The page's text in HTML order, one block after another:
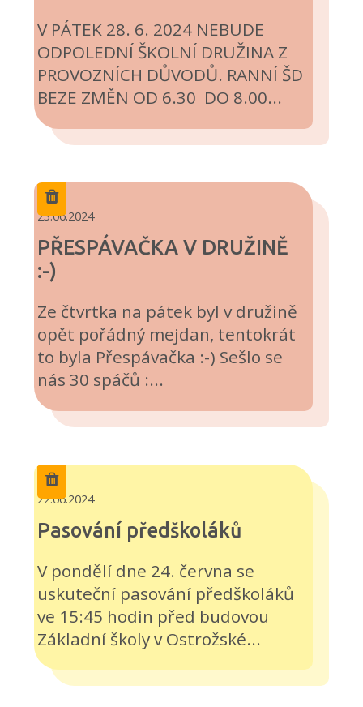
V PÁTEK 28. 6. 2024 NEBUDE
ODPOLEDNÍ ŠKOLNÍ DRUŽINA Z
PROVOZNÍCH DŮVODŮ. RANNÍ ŠD
BEZE ZMĚN OD 6.30 DO 8.00...
23.06.2024
PŘESPÁVAČKA V DRUŽINĚ
:-)
Ze čtvrtka na pátek byl v družině
opět pořádný mejdan, tentokrát
to byla Přespávačka :-) Sešlo se
nás 30 spáčů :...
22.06.2024
Pasování předškoláků
V pondělí dne 24. června se
uskuteční pasování předškoláků
ve 15:45 hodin před budovou
Základní školy v Ostrožské...